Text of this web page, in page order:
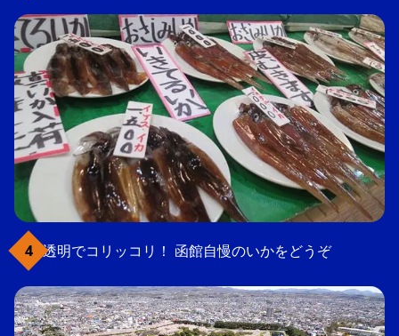
透明でコリッコリ！ 函館自慢のいかをどうぞ